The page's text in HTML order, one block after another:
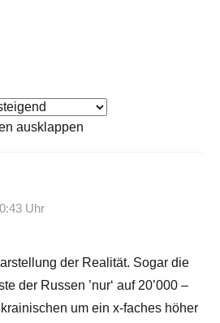
ausklappen
Uhr
der Realität. Sogar die
der Russen ’nur‘ auf 20’000 –
um ein x-faches höher